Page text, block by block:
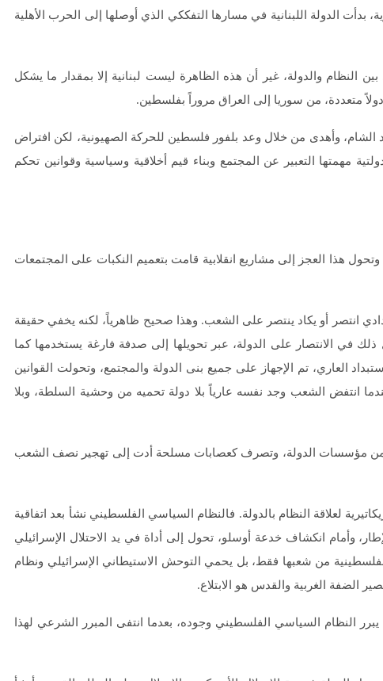
يونيو 1967. ومع هزيمة الناصرية، بدأت الدولة اللبنانية في مسارها التفككي الذي أوصلها إلى الحرب الأهلية
النظام والدولة، غير أن هذه الظاهرة ليست لبنانية إلا بمقدار ما يشكل
متعددة، من سوريا إلى العراق مروراً بفلسطين.
وأهدى من خلال وعد بلفور فلسطين للحركة الصهيونية، لكن افتراض
مهمتها التعبير عن المجتمع وبناء قيم أخلاقية وسياسية وقوانين تحكم
عن مواجهة نكبة العرب الكبرى في فلسطين عام 1948، وتحول هذا العجز إلى مشاريع انقلابية قامت بتعميم النكبات على المجتمعات
انتصر أو يكاد ينتصر على الشعب. وهذا صحيح ظاهرياً، لكنه يخفي حقيقة
في الانتصار على الدولة، عبر تحويلها إلى صدفة فارغة يستخدمها كما
العاري، تم الإجهاز على جميع بنى الدولة والمجتمع، وتحولت القوانين
انتفض الشعب وجد نفسه عارياً بلا دولة تحميه من وحشية السلطة، وبلا
من مؤسسات الدولة، وتصرف كعصابات مسلحة أدت إلى تهجير نصف الشعب
لعلاقة النظام بالدولة. فالنظام السياسي الفلسطيني نشأ بعد اتفاقية
وأمام انكشاف خدعة أوسلو، تحول إلى أداة في يد الاحتلال الإسرائيلي
من شعبها فقط، بل يحمي التوحش الاستيطاني الإسرائيلي ونظام
الضفة الغربية والقدس هو الابتلاع.
النظام السياسي الفلسطيني وجوده، بعدما انتفى المبرر الشرعي لهذا